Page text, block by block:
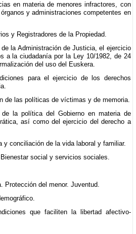
en materia de menores infractores, con
y administraciones competentes en
y Registradores de la Propiedad.
la Administración de Justicia, el ejercicio
a la ciudadanía por la Ley 10/1982, de 24
del uso del Euskera.
para el ejercicio de los derechos
de las políticas de víctimas y de memoria.
de la política del Gobierno en materia de
así como del ejercicio del derecho a
y conciliación de la vida laboral y familiar.
social y servicios sociales.
Protección del menor. Juventud.
que faciliten la libertad afectivo-